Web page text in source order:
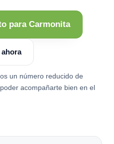
para Carmonita
un número reducido de
acompañarte bien en el